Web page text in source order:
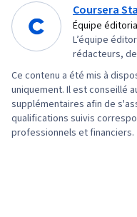
web
web,
Front-
(UI), TCP/
Coursera
Équipe
L’équipe
rédacteurs,
Ce contenu a été mis à
uniquement. Il est conseillé
supplémentaires afin de
qualifications suivis
professionnels et financiers.